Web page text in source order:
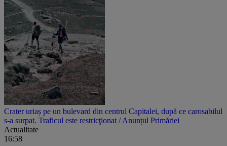
Crater uriaș pe un bulevard din centrul Capitalei, după ce carosabilul
s-a surpat. Traficul este restricţionat / Anunțul Primăriei
Actualitate
16:58